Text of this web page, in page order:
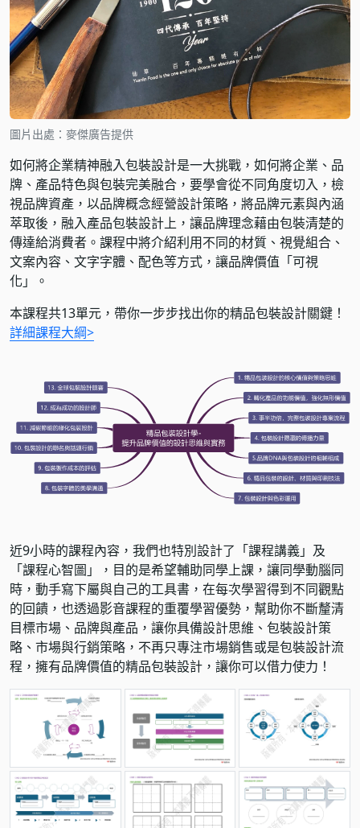
圖片出處：麥傑廣告提供
如何將企業精神融入包裝設計是一大挑戰，如何將企業、品
牌、產品特色與包裝完美融合，要學會從不同角度切入，檢
視品牌資產，以品牌概念經營設計策略，將品牌元素與內涵
萃取後，融入產品包裝設計上，讓品牌理念藉由包裝清楚的
傳達給消費者。課程中將介紹利用不同的材質、視覺組合、
文案內容、文字字體、配色等方式，讓品牌價值「可視
化」。
本課程共13單元，帶你一步步找出你的精品包裝設計關鍵！
詳細課程大綱>
近9小時的課程內容，我們也特別設計了「課程講義」及
「課程心智圖」，目的是希望輔助同學上課，讓同學動腦同
時，動手寫下屬與自己的工具書，在每次學習得到不同觀點
的回饋，也透過影音課程的重覆學習優勢，幫助你不斷釐清
目標市場、品牌與產品，讓你具備設計思維、包裝設計策
略、市場與行銷策略，不再只專注市場銷售或是包裝設計流
程，擁有品牌價值的精品包裝設計，讓你可以借力使力！